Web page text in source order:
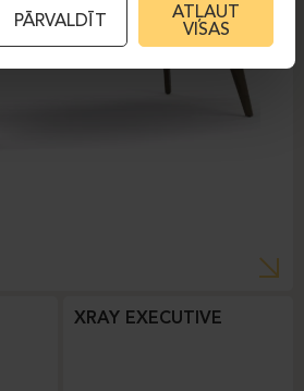
XRAY EXECUTIVE
PĀRVALDĪT
ATĻAUT
VISAS